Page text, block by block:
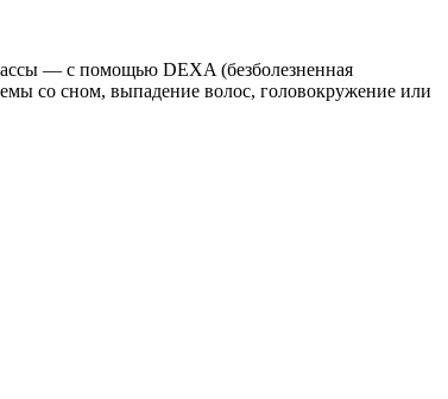
— с помощью DEXA (безболезненная
со сном, выпадение волос, головокружение или